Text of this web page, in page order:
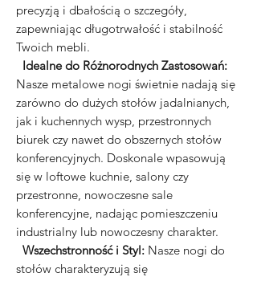
precyzją i dbałością o szczegóły,
zapewniając długotrwałość i stabilność
Twoich mebli.
Idealne do Różnorodnych Zastosowań:
Nasze metalowe nogi świetnie nadają się
zarówno do dużych stołów jadalnianych,
jak i kuchennych wysp, przestronnych
biurek czy nawet do obszernych stołów
konferencyjnych. Doskonale wpasowują
się w loftowe kuchnie, salony czy
przestronne, nowoczesne sale
konferencyjne, nadając pomieszczeniu
industrialny lub nowoczesny charakter.
Wszechstronność i Styl: Nasze nogi do
stołów charakteryzują się